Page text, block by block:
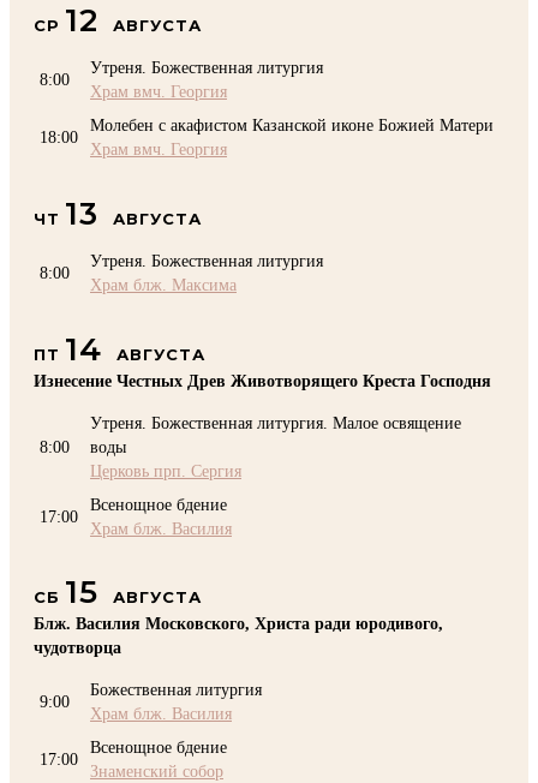
СР 12 АВГУСТА
8:00
Утреня. Божественная литургия
Храм вмч. Георгия
18:00
Молебен с акафистом Казанской иконе Божией Матери
Храм вмч. Георгия
ЧТ 13 АВГУСТА
8:00
Утреня. Божественная литургия
Храм блж. Максима
ПТ 14
АВГУСТА
Изнесение Честных Древ Животворящего Креста Господня
8:00
Утреня. Божественная литургия. Малое освящение
воды
Церковь прп. Сергия
17:00
Всенощное бдение
Храм блж. Василия
СБ 15
АВГУСТА
Блж. Василия Московского, Христа ради юродивого,
чудотворца
9:00
Божественная литургия
Храм блж. Василия
17:00
Всенощное бдение
Знаменский собор